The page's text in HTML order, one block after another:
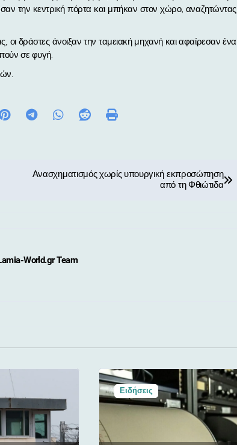
την κεντρική πόρτα και μπήκαν στον χώρο, αναζητώντας
οι δράστες άνοιξαν την ταμειακή μηχανή και αφαίρεσαν ένα
σε φυγή.
Ανασχηματισμός χωρίς υπουργική εκπροσώπηση
από τη Φθιώτιδα
World.gr Team
Ειδήσεις